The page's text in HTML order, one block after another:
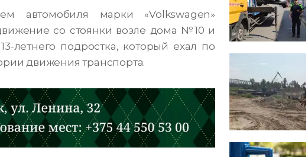
автомобиля марки «Volkswagen»
со стоянки возле дома №10 и
летнего подростка, который ехал по
движения транспорта.